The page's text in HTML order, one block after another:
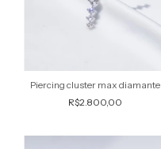
Piercing cluster max diamante
R$2.800,00